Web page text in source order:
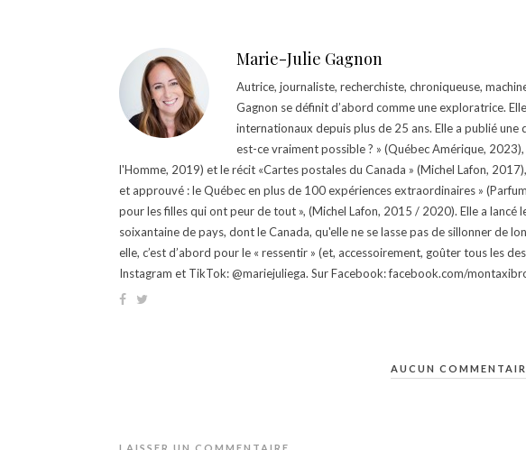
Marie-Julie Gagnon
Autrice, journaliste, recherchiste, chroniqueuse,
Gagnon se définit d’abord comme une exploratrice.
internationaux depuis plus de 25 ans. Elle a publié une
est-ce vraiment possible ? » (Québec Amérique,
l'Homme, 2019) et le récit «Cartes postales du Canada » (Michel Lafon,
et approuvé : le Québec en plus de 100 expériences extraordinaires »
pour les filles qui ont peur de tout », (Michel Lafon, 2015 / 2020). Elle a
soixantaine de pays, dont le Canada, qu'elle ne se lasse pas de sillonner de
elle, c’est d’abord pour le « ressentir » (et, accessoirement, goûter tous les
Instagram et TikTok: @mariejuliega. Sur Facebook: facebook.com/
AUCUN